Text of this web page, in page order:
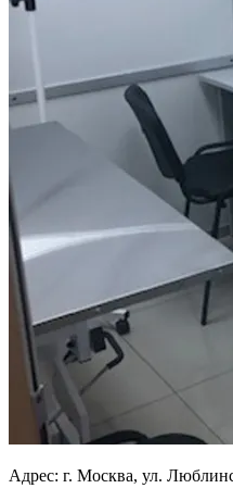
Адрес: г. Москва, ул.